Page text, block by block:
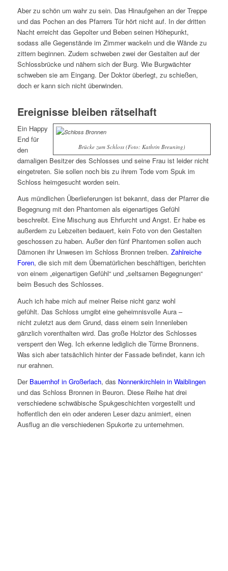
Aber zu schön um wahr zu sein. Das Hinaufgehen an der Treppe
und das Pochen an des Pfarrers Tür hört nicht auf. In der dritten
Nacht erreicht das Gepolter und Beben seinen Höhepunkt,
sodass alle Gegenstände im Zimmer wackeln und die Wände zu
zittern beginnen. Zudem schweben zwei der Gestalten auf der
Schlossbrücke und nähern sich der Burg. Wie Burgwächter
schweben sie am Eingang. Der Doktor überlegt, zu schießen,
doch er kann sich nicht überwinden.
Ereignisse bleiben rätselhaft
Brücke zum Schloss (Foto: Kathrin Breuning)
Ein Happy
End für
den
damaligen Besitzer des Schlosses und seine Frau ist leider nicht
eingetreten. Sie sollen noch bis zu ihrem Tode vom Spuk im
Schloss heimgesucht worden sein.
Aus mündlichen Überlieferungen ist bekannt, dass der Pfarrer die
Begegnung mit den Phantomen als eigenartiges Gefühl
beschreibt. Eine Mischung aus Ehrfurcht und Angst. Er habe es
außerdem zu Lebzeiten bedauert, kein Foto von den Gestalten
geschossen zu haben. Außer den fünf Phantomen sollen auch
Dämonen ihr Unwesen im Schloss Bronnen treiben. Zahlreiche
Foren, die sich mit dem Übernatürlichen beschäftigen, berichten
von einem „eigenartigen Gefühl“ und „seltsamen Begegnungen“
beim Besuch des Schlosses.
Auch ich habe mich auf meiner Reise nicht ganz wohl
gefühlt. Das Schloss umgibt eine geheimnisvolle Aura –
nicht zuletzt aus dem Grund, dass einem sein Innenleben
gänzlich vorenthalten wird. Das große Holztor des Schlosses
versperrt den Weg. Ich erkenne lediglich die Türme Bronnens.
Was sich aber tatsächlich hinter der Fassade befindet, kann ich
nur erahnen.
Der Bauernhof in Großerlach, das Nonnenkirchlein in Waiblingen
und das Schloss Bronnen in Beuron. Diese Reihe hat drei
verschiedene schwäbische Spukgeschichten vorgestellt und
hoffentlich den ein oder anderen Leser dazu animiert, einen
Ausflug an die verschiedenen Spukorte zu unternehmen.